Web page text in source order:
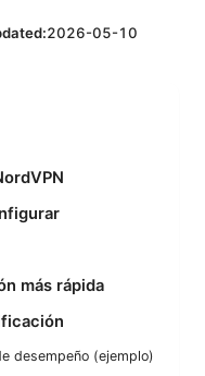
2026-05-10
más rápida
desempeño (ejemplo)